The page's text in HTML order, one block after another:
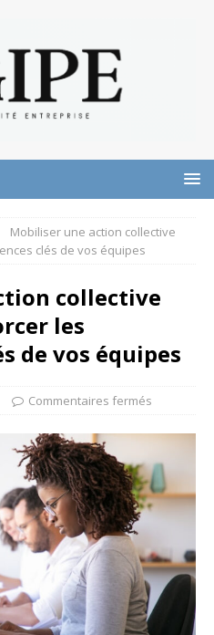
Mobiliser une action collective
clés de vos équipes
collective
les
de vos équipes
Commentaires fermés